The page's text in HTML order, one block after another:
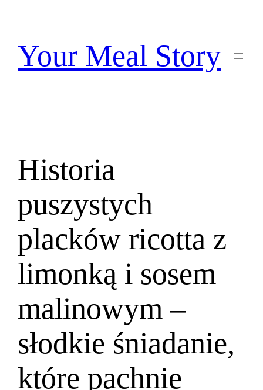
treściYour Meal Story
Historia
puszystych
placków ricotta z
limonką i sosem
malinowym –
słodkie śniadanie,
które pachnie